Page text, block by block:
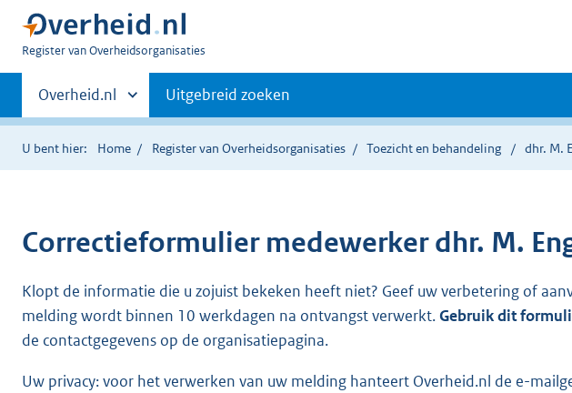
U
Register van Overheidsorganisaties
Primaire
navigatie
Andere
sites
binnen
Overheid.nl Uitgebreid zoeken
U bent hier: Home Register van Overheidsorganisaties Toezicht en behandeling dhr. M.
Correctieformulier medewerker dhr. M.
Klopt de informatie die u zojuist bekeken heeft niet? Geef uw verbetering of
melding wordt binnen 10 werkdagen na ontvangst verwerkt.Gebruik dit
de contactgegevens op de organisatiepagina.
Uw privacy: voor het verwerken van uw melding hanteert Overheid.nl de e-